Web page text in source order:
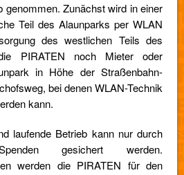
genommen. Zunächst wird in einer
Teil des Alaunparks per WLAN
des westlichen Teils des
PIRATEN noch Mieter oder
in Höhe der Straßenbahn-
bei denen WLAN-Technik
kann.
laufende Betrieb kann nur durch
gesichert werden.
werden die PIRATEN für den